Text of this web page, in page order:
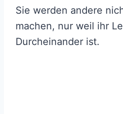
Sie werden andere
machen, nur weil ihr
Durcheinander ist.